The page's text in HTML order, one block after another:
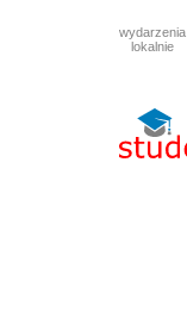
wydarzenia
lokalnie